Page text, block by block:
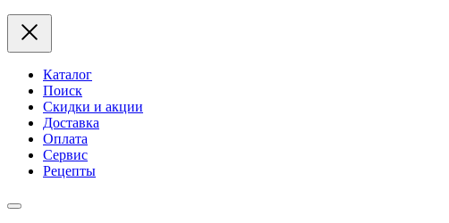
Каталог
Поиск
Скидки и акции
Доставка
Оплата
Сервис
Рецепты